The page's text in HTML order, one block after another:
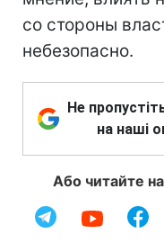
со стороны
небезопасно.
Не
на наші
Або читайте